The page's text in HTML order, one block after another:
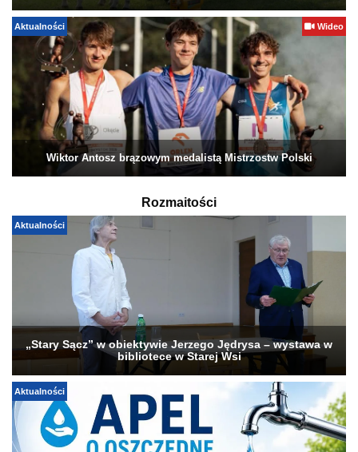
Aktualności Wideo
Wiktor Antosz brązowym medalistą Mistrzostw Polski
Rozmaitości
Aktualności
„Stary Sącz” w obiektywie Jerzego Jędrysa – wystawa w
bibliotece w Starej Wsi
Aktualności